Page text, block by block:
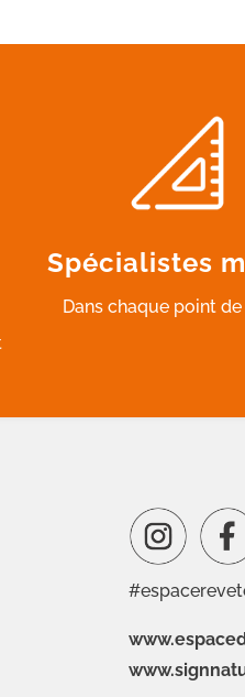
Spécialistes
Dans chaque point